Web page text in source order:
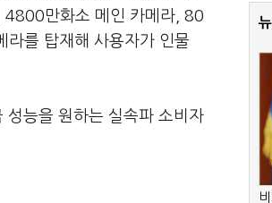
4800만화소 메인 카메라, 80
를 탑재해 사용자가 인물
능을 원하는 실속파 소비자